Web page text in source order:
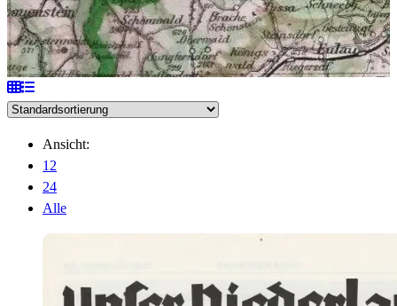
Ansicht:
12
24
Alle